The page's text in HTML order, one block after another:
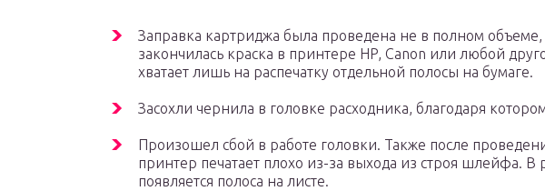
Заправка картриджа была проведена не в полном объеме,
закончилась краска в принтере HP, Canon или любой
хватает лишь на распечатку отдельной полосы на бумаге.
Засохли чернила в головке расходника, благодаря
Произошел сбой в работе головки. Также после
принтер печатает плохо из-за выхода из строя шлейфа. В
появляется полоса на листе.